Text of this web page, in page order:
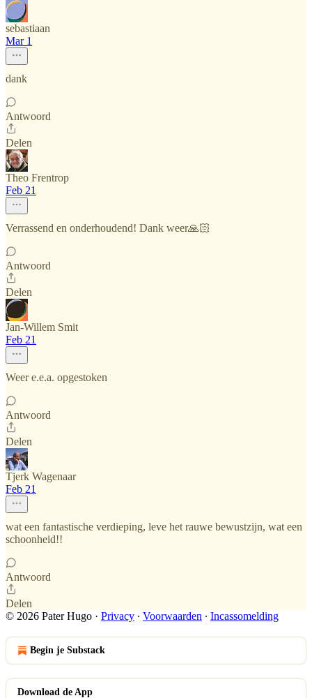
sebastiaan
Mar 1
dank
Antwoord
Delen
Theo Frentrop
Feb 21
Verrassend en onderhoudend! Dank weer🙏🏻
Antwoord
Delen
Jan-Willem Smit
Feb 21
Weer e.e.a. opgestoken
Antwoord
Delen
Tjerk Wagenaar
Feb 21
wat een fantastische verdieping, leve het rauwe bewustzijn, wat een
schoonheid!!
Antwoord
Delen
© 2026 Pater Hugo · Privacy ∙ Voorwaarden ∙ Incassomelding
Begin je Substack
Download de App